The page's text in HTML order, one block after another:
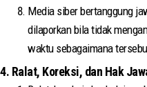
Media siber bertanggung
dilaporkan bila tidak
waktu sebagaimana
4. Ralat, Koreksi, dan Hak